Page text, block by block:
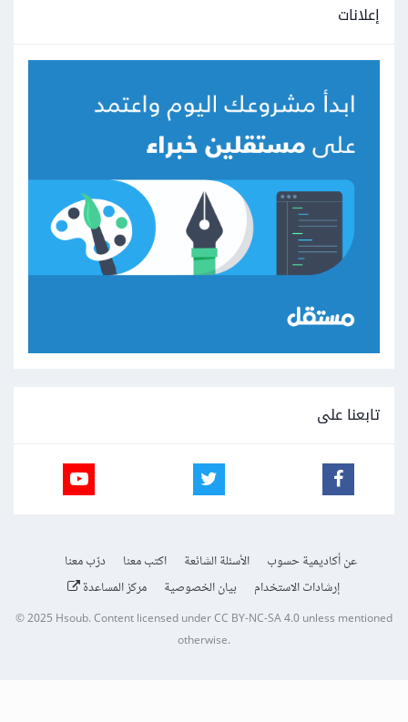
إعلانات
تابعنا على
عن أكاديمية حسوب الأسئلة الشائعة اكتب معنا
درّب معنا
إرشادات الاستخدام
بيان الخصوصية مركز المساعدة
© 2025 Hsoub.Content licensed underCC BY-NC-SA 4.0unless mentioned
otherwise.